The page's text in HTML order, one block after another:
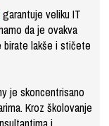
garantuje veliku IT
da je ovakva
birate lakše i stičete
je skoncentrisano
Kroz školovanje
i